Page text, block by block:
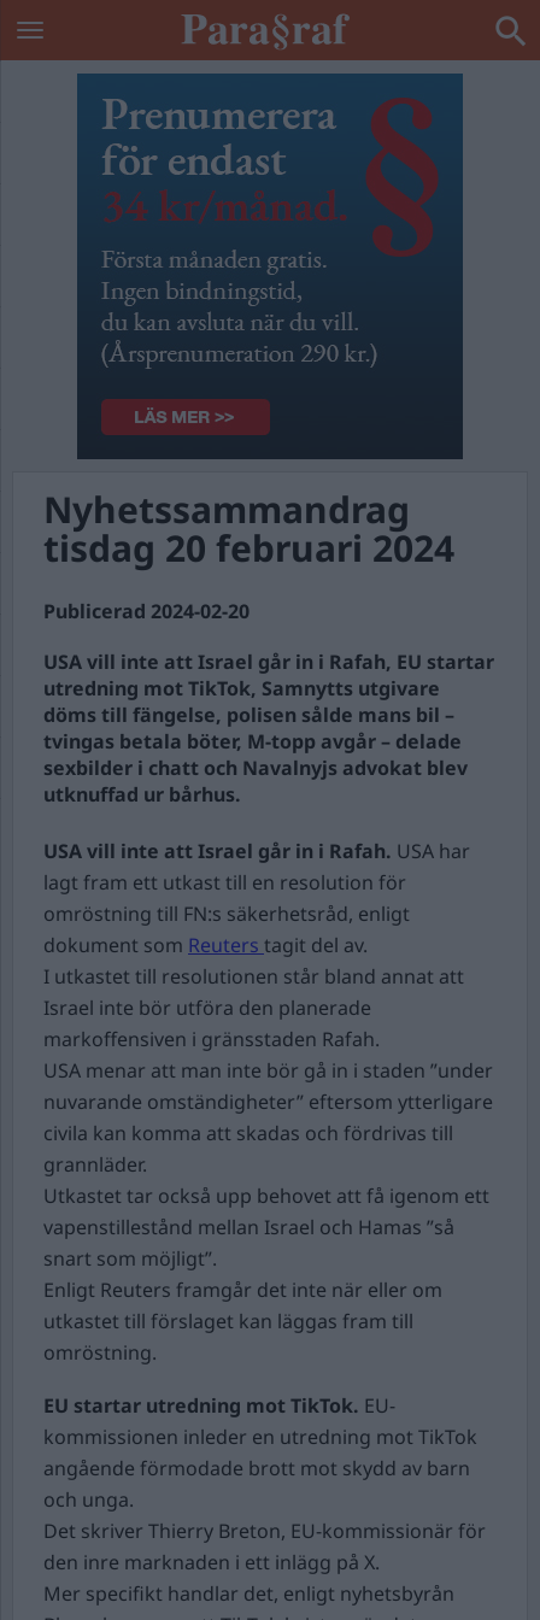
Nyhetssammandrag
tisdag 20 februari 2024
Publicerad 2024-02-20
USA vill inte att Israel går in i Rafah, EU startar
utredning mot TikTok, Samnytts utgivare
döms till fängelse, polisen sålde mans bil –
tvingas betala böter, M-topp avgår – delade
sexbilder i chatt och Navalnyjs advokat blev
utknuffad ur bårhus.
USA vill inte att Israel går in i Rafah. USA har
lagt fram ett utkast till en resolution för
omröstning till FN:s säkerhetsråd, enligt
dokument som Reuters tagit del av.
I utkastet till resolutionen står bland annat att
Israel inte bör utföra den planerade
markoffensiven i gränsstaden Rafah.
USA menar att man inte bör gå in i staden ”under
nuvarande omständigheter” eftersom ytterligare
civila kan komma att skadas och fördrivas till
grannläder.
Utkastet tar också upp behovet att få igenom ett
vapenstillestånd mellan Israel och Hamas ”så
snart som möjligt”.
Enligt Reuters framgår det inte när eller om
utkastet till förslaget kan läggas fram till
omröstning.
EU startar utredning mot TikTok. EU-
kommissionen inleder en utredning mot TikTok
angående förmodade brott mot skydd av barn
och unga.
Det skriver Thierry Breton, EU-kommissionär för
den inre marknaden i ett inlägg på X.
Mer specifikt handlar det, enligt nyhetsbyrån